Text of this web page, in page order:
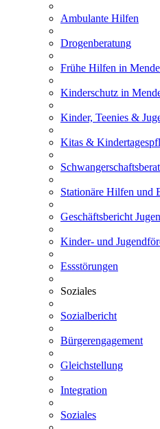
Ambulante Hilfen
Drogenberatung
Frühe Hilfen in
Kinderschutz in
Kinder, Teenies &
Kitas &
Stationäre Hilfen und
Geschäftsbericht
Kinder- und
Essstörungen
Soziales
Sozialbericht
Bürgerengagement
Gleichstellung
Integration
Soziales